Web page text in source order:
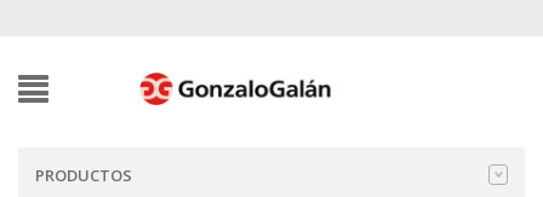
PRODUCTOS